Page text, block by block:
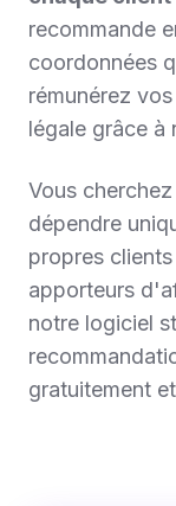
recommande
coordonnées
rémunérez
légale grâce à
Vous
dépendre
propres
apporteurs
notre logiciel
gratuitement